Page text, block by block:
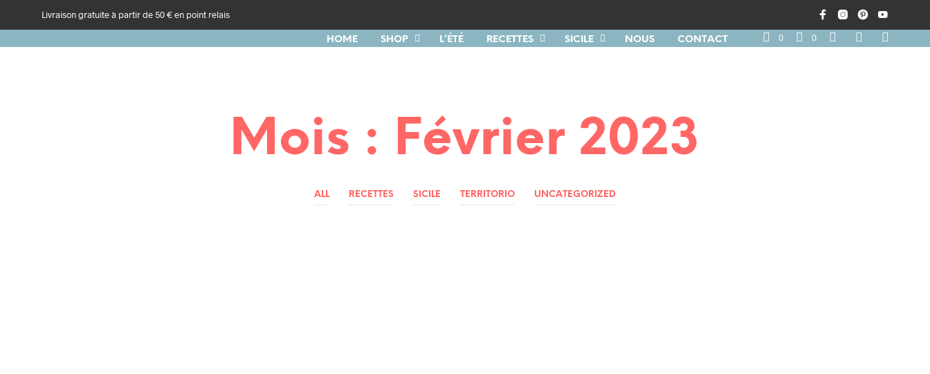
Livraison gratuite à partir de 50 € en point relais
HOME SHOP L’ÉTÉ RECETTES SICILE NOUS CONTACT 0 0
Mois : Février 2023
ALL RECETTES SICILE TERRITORIO UNCATEGORIZED